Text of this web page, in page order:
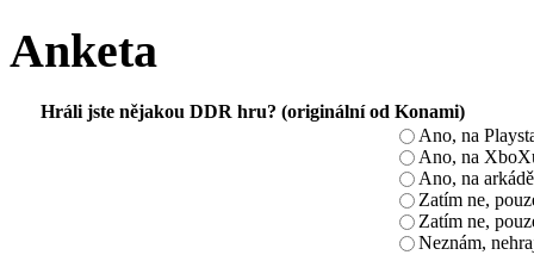
Anketa
Hráli jste nějakou DDR hru? (originální od Konami)
Ano, na
Ano, na
Ano, na arkádě
Zatím ne,
Zatím ne,
Neznám,